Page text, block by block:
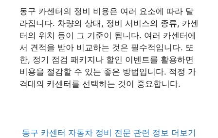
동구 카센터의 정비 비용은 여러 요소에 따라 달
라집니다. 차량의 상태, 정비 서비스의 종류, 카센
터의 위치 등이 그 기준이 됩니다. 여러 카센터에
서 견적을 받아 비교하는 것은 필수적입니다. 또
한, 정기 점검 패키지나 할인 이벤트를 활용하면
비용을 절감할 수 있는 좋은 방법입니다. 적정 가
격대의 카센터를 선택하는 것이 중요합니다.
동구 카센터 자동차 정비 전문 관련 정보 더보기